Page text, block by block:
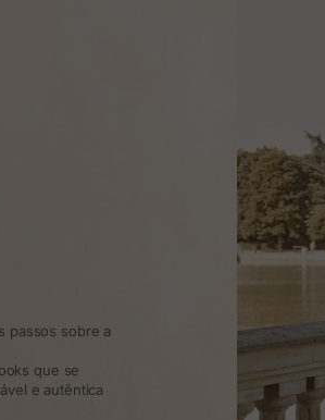
passos sobre a
que se
e autêntica